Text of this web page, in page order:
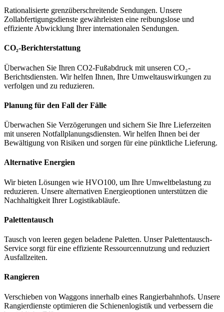
Rationalisierte grenzüberschreitende Sendungen. Unsere
Zollabfertigungsdienste gewährleisten eine reibungslose und
effiziente Abwicklung Ihrer internationalen Sendungen.
CO₂-Berichterstattung
Überwachen Sie Ihren CO2-Fußabdruck mit unseren CO₂-
Berichtsdiensten. Wir helfen Ihnen, Ihre Umweltauswirkungen zu
verfolgen und zu reduzieren.
Planung für den Fall der Fälle
Überwachen Sie Verzögerungen und sichern Sie Ihre Lieferzeiten
mit unseren Notfallplanungsdiensten. Wir helfen Ihnen bei der
Bewältigung von Risiken und sorgen für eine pünktliche Lieferung.
Alternative Energien
Wir bieten Lösungen wie HVO100, um Ihre Umweltbelastung zu
reduzieren. Unsere alternativen Energieoptionen unterstützen die
Nachhaltigkeit Ihrer Logistikabläufe.
Palettentausch
Tausch von leeren gegen beladene Paletten. Unser Palettentausch-
Service sorgt für eine effiziente Ressourcennutzung und reduziert
Ausfallzeiten.
Rangieren
Verschieben von Waggons innerhalb eines Rangierbahnhofs. Unsere
Rangierdienste optimieren die Schienenlogistik und verbessern die